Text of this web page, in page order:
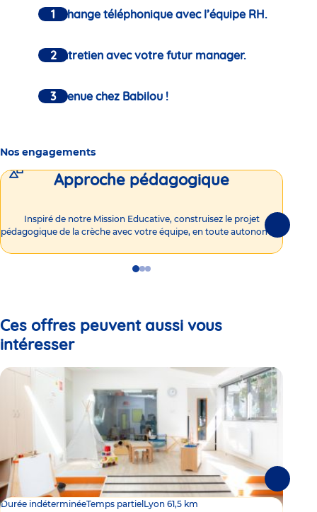
Un échange téléphonique avec l’équipe RH.
Un entretien avec votre futur manager.
Bienvenue chez Babilou !
Nos engagements
Approche pédagogique
Inspiré de notre Mission Educative, construisez le projet
pédagogique de la crèche avec votre équipe, en toute autonomie !
GoGoGo
Ces offres peuvent aussi vous
intéresser
Durée indéterminéeTemps partiel Lyon 61,5 km